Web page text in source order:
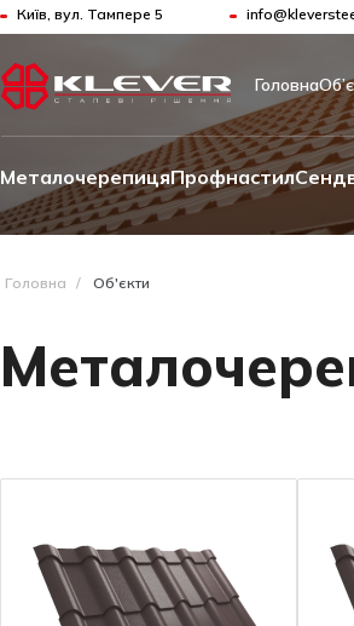
Київ, вул. Тампере 5
Головна
МеталочерепицяПрофнастил
Головна / Об'єкти